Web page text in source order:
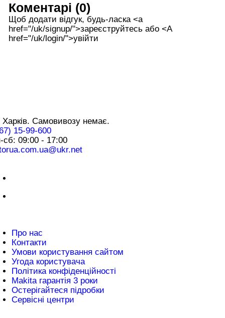
Коментарі (0)
Щоб додати відгук, будь-ласка <а
href="/uk/signup/">зареєструйтесь або <А
href="/uk/login/">увійти
Самовивозу немає.
15-99-600
сб: 09:00 - 17:00
Про нас
Контакти
Умови користування сайтом
Угода користувача
Політика конфіденційності
Makita гарантія 3 роки
Остерігайтеся підробки
Сервісні центри